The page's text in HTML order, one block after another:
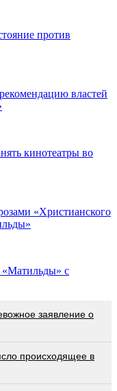
против
властей
кинотеатры во
«Христианского
«Матильды» с
заявление о
происходящее в